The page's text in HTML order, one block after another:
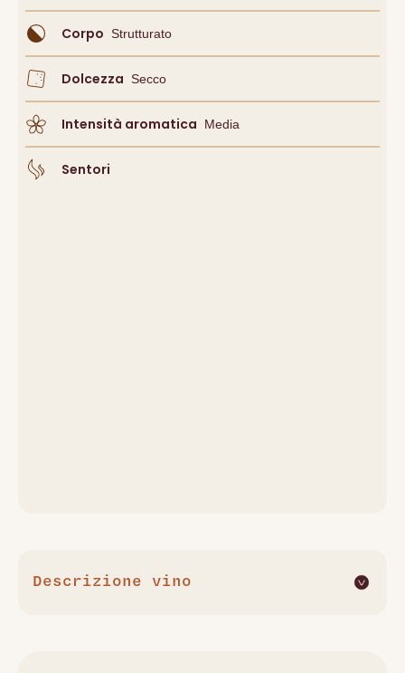
Corpo Strutturato
Dolcezza Secco
Intensità aromatica Media
Sentori
Descrizione vino